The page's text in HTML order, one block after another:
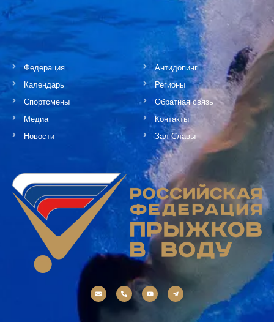
Федерация
Календарь
Спортсмены
Медиа
Новости
Антидопинг
Регионы
Обратная связь
Контакты
Зал Славы